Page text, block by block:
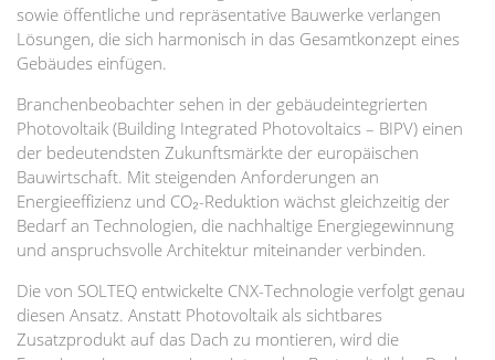
sowie öffentliche und repräsentative Bauwerke verlangen
Lösungen, die sich harmonisch in das Gesamtkonzept eines
Gebäudes einfügen.
Branchenbeobachter sehen in der gebäudeintegrierten
Photovoltaik (Building Integrated Photovoltaics – BIPV) einen
der bedeutendsten Zukunftsmärkte der europäischen
Bauwirtschaft. Mit steigenden Anforderungen an
Energieeffizienz und CO₂-Reduktion wächst gleichzeitig der
Bedarf an Technologien, die nachhaltige Energiegewinnung
und anspruchsvolle Architektur miteinander verbinden.
Die von SOLTEQ entwickelte CNX-Technologie verfolgt genau
diesen Ansatz. Anstatt Photovoltaik als sichtbares
Zusatzprodukt auf das Dach zu montieren, wird die